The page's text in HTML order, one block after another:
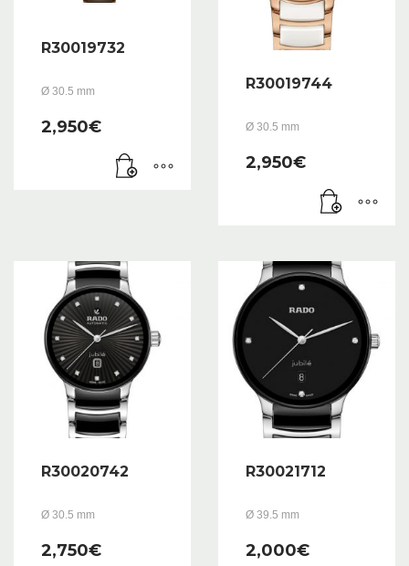
R30019732
Ø 30.5 mm
2,950€
R30019744
Ø 30.5 mm
2,950€
R30020742
Ø 30.5 mm
2,750€
R30021712
Ø 39.5 mm
2,000€